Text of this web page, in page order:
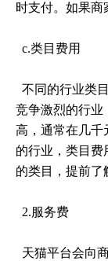
时支付。如果商
c.类目费用
不同的行业类
竞争激烈的行业
高，通常在几千
的行业，类目费
的类目，提前了
2.服务费
天猫平台会向